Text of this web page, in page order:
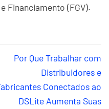
Financiamento (FGV).
Por Que Trabalhar com
Distribuidores e
Conectados ao
DSLite Aumenta Suas